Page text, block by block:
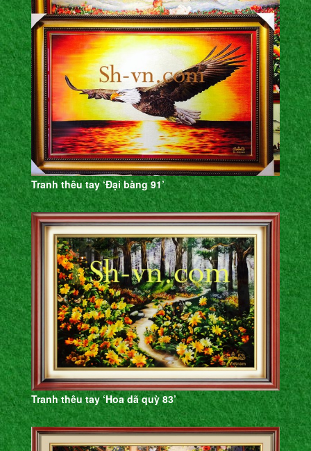
Tranh thêu tay ‘Đại bàng 91’
Tranh thêu tay ‘Hoa dã quỳ 83’